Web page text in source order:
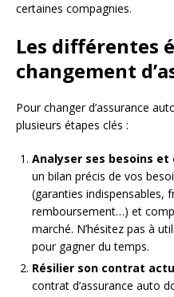
certaines compagnies.
Les différentes
changement
Pour changer d’assurance
plusieurs étapes clés :
Analyser ses besoins
un bilan précis de vos
(garanties indispensables,
remboursement…) et
marché. N’hésitez pas à
pour gagner du temps.
Résilier son contrat
contrat d’assurance auto